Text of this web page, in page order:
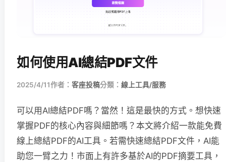
如何使用AI總結PDF文件
2025/4/11作者： 客座投稿分類： 線上工具/服務
可以用AI總結PDF嗎？當然！這是最快的方式。想快速
掌握PDF的核心內容與細節嗎？本文將介紹一款能免費
線上總結PDF的AI工具。若需快速總結PDF文件，AI能
助您一臂之力！市面上有許多基於AI的PDF摘要工具，